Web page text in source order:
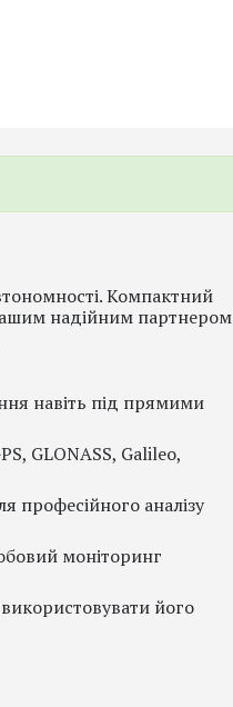
Компактний
надійним партнером
навіть під прямими
GLONASS, Galileo,
професійного аналізу
моніторинг
його